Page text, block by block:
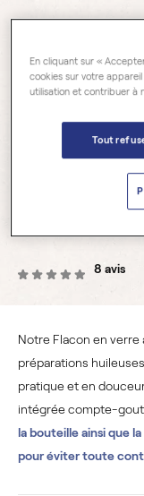
Contenants vides
Flacon
avec
8 avis
Notre Flacon en
préparations
pratique et en
intégrée compte-
la bouteille ainsi que
pour éviter toute
En cliquant sur «
cookies sur votre
utilisation et contribuer à
Tout